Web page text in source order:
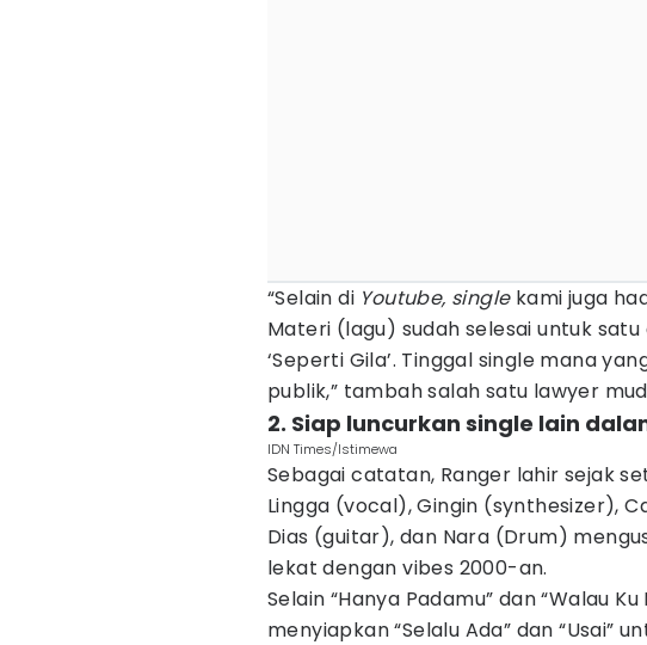
“Selain di Youtube, singlekami juga
Materi (lagu) sudah selesai untuk
‘Seperti Gila’. Tinggal single mana
publik,” tambah salah satu lawyer
2. Siap luncurkan single lain
IDN Times/Istimewa
Sebagai catatan, Ranger lahir sejak
Lingga (vocal), Gingin (synthesizer),
Dias (guitar), dan Nara (Drum)
lekat dengan vibes 2000-an.
Selain “Hanya Padamu” dan “Walau
menyiapkan “Selalu Ada” dan “Usai”